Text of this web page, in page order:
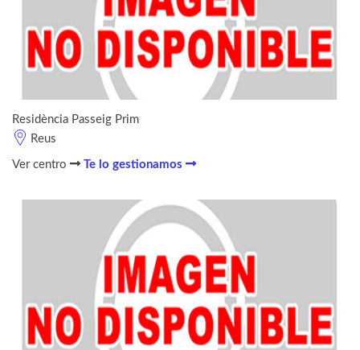
Residència Passeig Prim
Reus
Ver centro Te lo gestionamos